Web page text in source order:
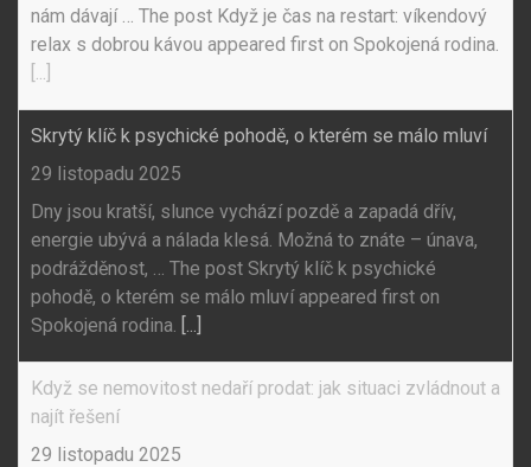
nám dávají … The post Když je čas na restart: víkendový
relax s dobrou kávou appeared first on Spokojená rodina.
[...]
Skrytý klíč k psychické pohodě, o kterém se málo mluví
29 listopadu 2025
Dny jsou kratší, slunce vychází pozdě a zapadá dřív,
energie ubývá a nálada klesá. Možná to znáte – únava,
podrážděnost, … The post Skrytý klíč k psychické
pohodě, o kterém se málo mluví appeared first on
Spokojená rodina. [...]
Když se nemovitost nedaří prodat: jak situaci zvládnout a
najít řešení
29 listopadu 2025